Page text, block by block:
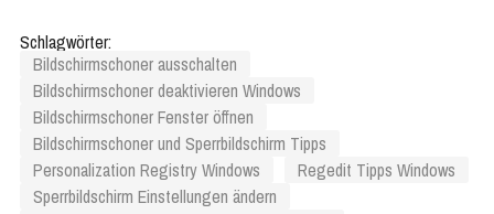
Schlagwörter:
Bildschirmschoner ausschalten
Bildschirmschoner deaktivieren Windows
Bildschirmschoner Fenster öffnen
Bildschirmschoner und Sperrbildschirm Tipps
Personalization Registry Windows
Regedit Tipps Windows
Sperrbildschirm Einstellungen ändern